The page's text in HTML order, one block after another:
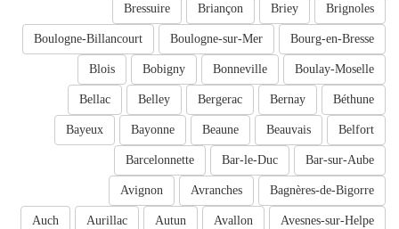
Brignoles
Briey
Briançon
Bressuire
Bourg-en-Bresse
Boulogne-sur-Mer
Boulogne-Billancourt
Boulay-Moselle
Bonneville
Bobigny
Blois
Béthune
Bernay
Bergerac
Belley
Bellac
Belfort
Beauvais
Beaune
Bayonne
Bayeux
Bar-sur-Aube
Bar-le-Duc
Barcelonnette
Bagnères-de-Bigorre
Avranches
Avignon
Avesnes-sur-Helpe
Avallon
Autun
Aurillac
Auch